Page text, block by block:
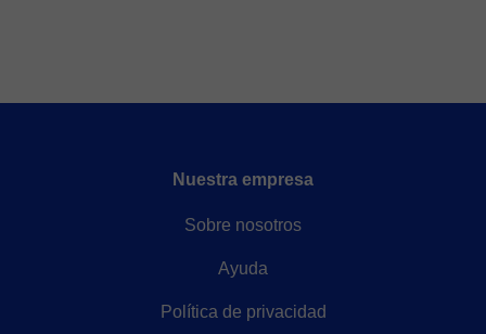
Nuestra empresa
Sobre nosotros
Ayuda
Política de privacidad